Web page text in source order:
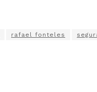
rafael fonteles